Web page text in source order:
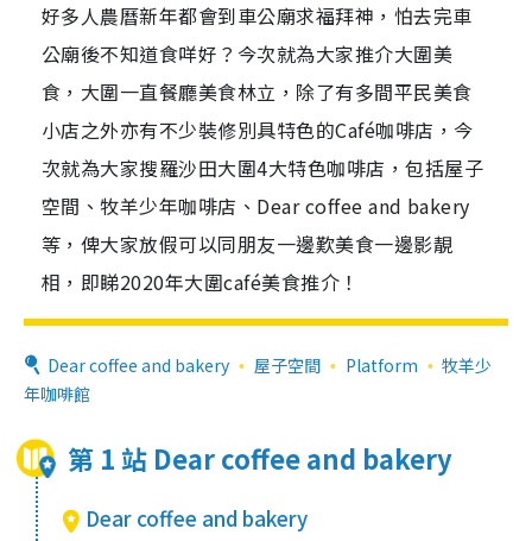
好多人農曆新年都會到車公廟求福拜神，怕去完車
公廟後不知道食咩好？今次就為大家推介大圍美
食，大圍一直餐廳美食林立，除了有多間平民美食
小店之外亦有不少裝修別具特色的Café咖啡店，今
次就為大家搜羅沙田大圍4大特色咖啡店，包括屋子
空間、牧羊少年咖啡店、Dear coffee and bakery
等，俾大家放假可以同朋友一邊歎美食一邊影靚
相，即睇2020年大圍café美食推介！
Dear coffee and bakery 屋子空間 Platform
牧羊少
年咖啡館
第 1 站 Dear coffee and bakery
Dear coffee and bakery